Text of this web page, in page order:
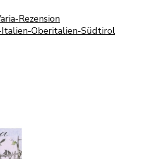
Rezension
Oberitalien-Südtirol